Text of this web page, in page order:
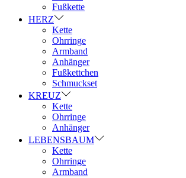
Fußkette
HERZ
Kette
Ohrringe
Armband
Anhänger
Fußkettchen
Schmuckset
KREUZ
Kette
Ohrringe
Anhänger
LEBENSBAUM
Kette
Ohrringe
Armband